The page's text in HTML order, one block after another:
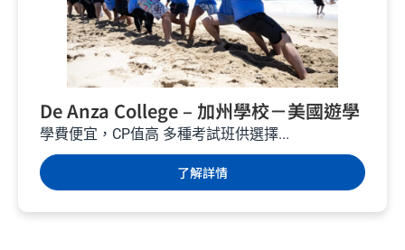
De Anza College – 加州學校－美國遊學
學費便宜，CP值高 多種考試班供選擇...
了解詳情